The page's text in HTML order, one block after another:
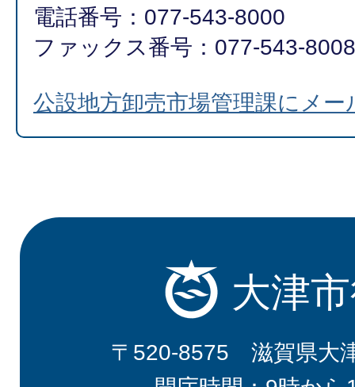
電話番号：077-543-8000
ファックス番号：077-543-8008
公設地方卸売市場管理課にメー
大津
〒520-8575 滋賀県大